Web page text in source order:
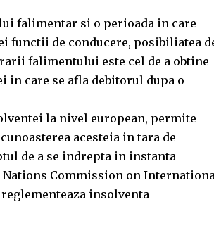
falimentar si o perioada in care
functii de conducere, posibiliatea
falimentului este cel de a obtine
in care se afla debitorul dupa o
la nivel european, permite
acesteia in tara de
de a se indrepta in instanta
Commission on
reglementeaza insolventa